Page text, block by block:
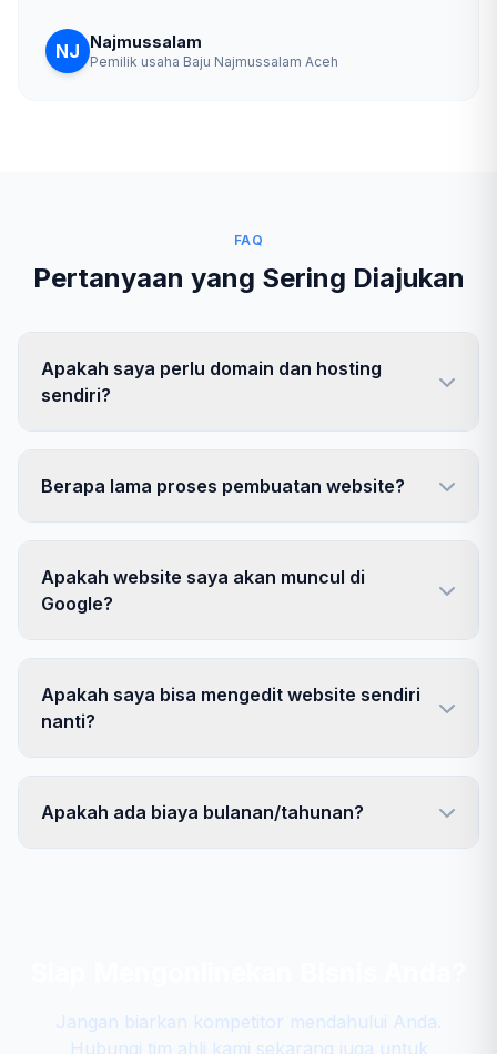
NJ Najmussalam
Pemilik usaha Baju Najmussalam Aceh
FAQ
Pertanyaan yang Sering Diajukan
Apakah saya perlu domain dan hosting
sendiri?
Berapa lama proses pembuatan website?
Apakah website saya akan muncul di
Google?
Apakah saya bisa mengedit website sendiri
nanti?
Apakah ada biaya bulanan/tahunan?
Jangan biarkan kompetitor mendahului Anda.
Hubungi tim ahli kami sekarang juga untuk